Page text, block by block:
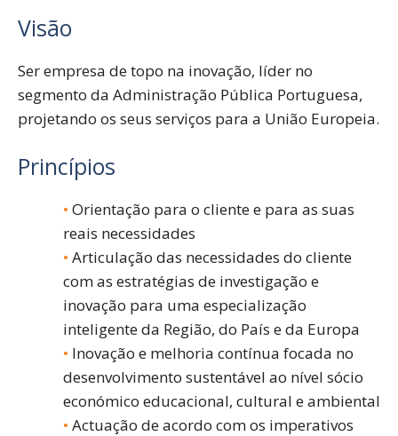
Visão
Ser empresa de topo na inovação, líder no
segmento da Administração Pública Portuguesa,
projetando os seus serviços para a União Europeia.
Princípios
Orientação para o cliente e para as suas
reais necessidades
Articulação das necessidades do cliente
com as estratégias de investigação e
inovação para uma especialização
inteligente da Região, do País e da Europa
Inovação e melhoria contínua focada no
desenvolvimento sustentável ao nível sócio
económico educacional, cultural e ambiental
Actuação de acordo com os imperativos